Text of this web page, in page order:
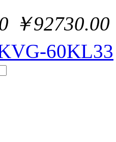
￥92730.00
60KL33